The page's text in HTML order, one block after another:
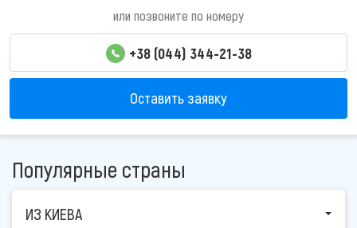
или позвоните по номеру
+38 (044) 344-21-38
Оставить заявку
Популярные страны
ИЗ КИЕВА